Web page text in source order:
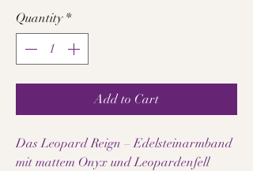
Quantity *
Add to Cart
Das Leopard Reign – Edelsteinarmband
mit mattem Onyx und Leopardenfell